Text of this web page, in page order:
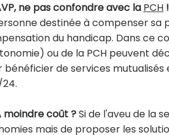
ne pas confondre avec la PCH !
destinée à compenser
du handicap. Dans ce
ou de la PCH peuvent
bénéficier de services
moindre coût ?Si de l'aveu de la
mais de proposer les